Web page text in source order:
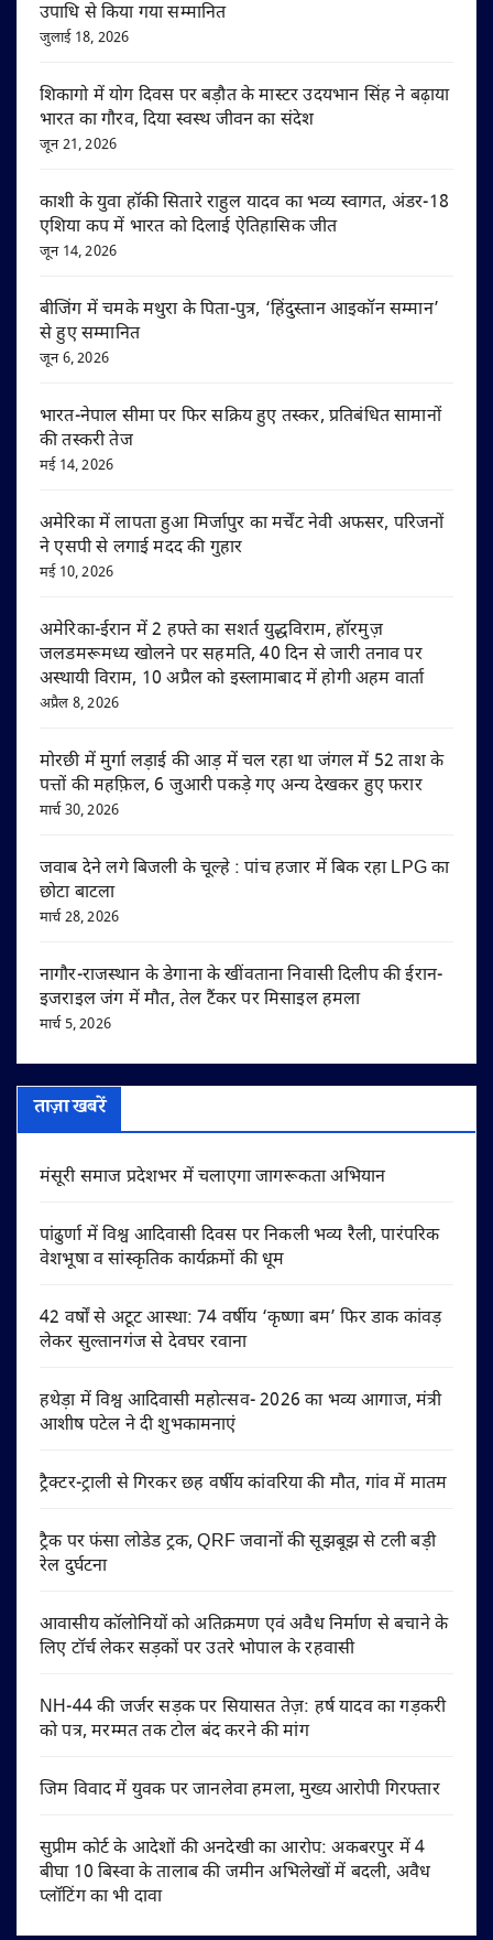
उपाधि से किया गया सम्मानित
जुलाई 18, 2026
शिकागो में योग दिवस पर बड़ौत के मास्टर उदयभान सिंह ने बढ़ाया
भारत का गौरव, दिया स्वस्थ जीवन का संदेश
जून 21, 2026
काशी के युवा हॉकी सितारे राहुल यादव का भव्य स्वागत, अंडर-18
एशिया कप में भारत को दिलाई ऐतिहासिक जीत
जून 14, 2026
बीजिंग में चमके मथुरा के पिता-पुत्र, ‘हिंदुस्तान आइकॉन सम्मान’
से हुए सम्मानित
जून 6, 2026
भारत-नेपाल सीमा पर फिर सक्रिय हुए तस्कर, प्रतिबंधित सामानों
की तस्करी तेज
मई 14, 2026
अमेरिका में लापता हुआ मिर्जापुर का मर्चेंट नेवी अफसर, परिजनों
ने एसपी से लगाई मदद की गुहार
मई 10, 2026
अमेरिका-ईरान में 2 हफ्ते का सशर्त युद्धविराम, हॉरमुज़
जलडमरूमध्य खोलने पर सहमति, 40 दिन से जारी तनाव पर
अस्थायी विराम, 10 अप्रैल को इस्लामाबाद में होगी अहम वार्ता
अप्रैल 8, 2026
मोरछी में मुर्गा लड़ाई की आड़ में चल रहा था जंगल में 52 ताश के
पत्तों की महफ़िल, 6 जुआरी पकड़े गए अन्य देखकर हुए फरार
मार्च 30, 2026
जवाब देने लगे बिजली के चूल्हे : पांच हजार में बिक रहा LPG का
छोटा बाटला
मार्च 28, 2026
नागौर-राजस्थान के डेगाना के खींवताना निवासी दिलीप की ईरान-
इजराइल जंग में मौत, तेल टैंकर पर मिसाइल हमला
मार्च 5, 2026
ताज़ा खबरें
मंसूरी समाज प्रदेशभर में चलाएगा जागरूकता अभियान
पांढुर्णा में विश्व आदिवासी दिवस पर निकली भव्य रैली, पारंपरिक
वेशभूषा व सांस्कृतिक कार्यक्रमों की धूम
42 वर्षों से अटूट आस्था: 74 वर्षीय ‘कृष्णा बम’ फिर डाक कांवड़
लेकर सुल्तानगंज से देवघर रवाना
हथेड़ा में विश्व आदिवासी महोत्सव- 2026 का भव्य आगाज, मंत्री
आशीष पटेल ने दी शुभकामनाएं
ट्रैक्टर-ट्राली से गिरकर छह वर्षीय कांवरिया की मौत, गांव में मातम
ट्रैक पर फंसा लोडेड ट्रक, QRF जवानों की सूझबूझ से टली बड़ी
रेल दुर्घटना
आवासीय कॉलोनियों को अतिक्रमण एवं अवैध निर्माण से बचाने के
लिए टॉर्च लेकर सड़कों पर उतरे भोपाल के रहवासी
NH-44 की जर्जर सड़क पर सियासत तेज़: हर्ष यादव का गड़करी
को पत्र, मरम्मत तक टोल बंद करने की मांग
जिम विवाद में युवक पर जानलेवा हमला, मुख्य आरोपी गिरफ्तार
सुप्रीम कोर्ट के आदेशों की अनदेखी का आरोप: अकबरपुर में 4
बीघा 10 बिस्वा के तालाब की जमीन अभिलेखों में बदली, अवैध
प्लॉटिंग का भी दावा